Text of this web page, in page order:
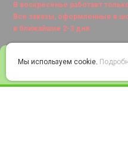
Войти
В воскресенье работает
Все заказы, оформленные в
в ближайшие 2-3 дня.
Мы используем cookie.